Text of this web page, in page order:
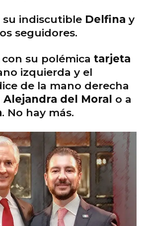
su indiscutible Delfina y
seguidores.
con su polémica tarjeta
izquierda y el
de la mano derecha
Alejandra del Moral o a
. No hay más.